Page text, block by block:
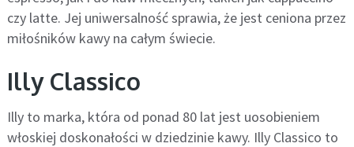
czy latte. Jej uniwersalność sprawia, że jest ceniona przez
miłośników kawy na całym świecie.
Illy Classico
Illy to marka, która od ponad 80 lat jest uosobieniem
włoskiej doskonałości w dziedzinie kawy. Illy Classico to